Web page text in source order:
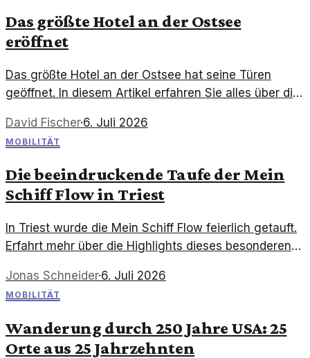
Das größte Hotel an der Ostsee
eröffnet
Das größte Hotel an der Ostsee hat seine Türen
geöffnet. In diesem Artikel erfahren Sie alles über die
neuen Hauses.
David Fischer·6. Juli 2026
MOBILITÄT
Die beeindruckende Taufe der Mein
Schiff Flow in Triest
In Triest wurde die Mein Schiff Flow feierlich getauft.
Erfahrt mehr über die Highlights dieses besonderen
bedeutet.
Jonas Schneider·6. Juli 2026
MOBILITÄT
Wanderung durch 250 Jahre USA: 25
Orte aus 25 Jahrzehnten